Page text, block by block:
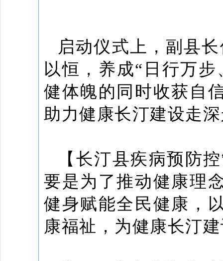
启动仪式上，副县
以恒，养成“日行万
健体魄的同时收获自
助力健康长汀建设走
【长汀县疾病预防
要是为了推动健康理
健身赋能全民健康，
康福祉，为健康长汀